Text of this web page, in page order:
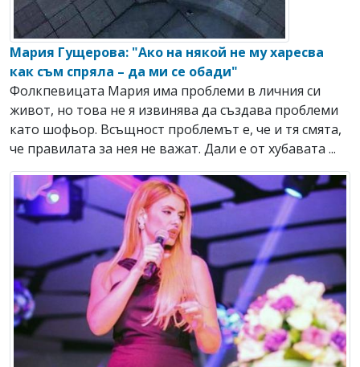
Мария Гущерова: "Ако на някой не му харесва
как съм спряла – да ми се обади"
Фолкпевицата Мария има проблеми в личния си
живот, но това не я извинява да създава проблеми
като шофьор. Всъщност проблемът е, че и тя смята,
че правилата за нея не важат. Дали е от хубавата ...